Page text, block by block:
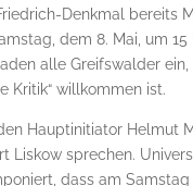
Denkmal bereits
dem 8. Mai, um
alle Greifswalder
Kritik“ willkommen ist.
Hauptinitiator Helmut
Liskow sprechen.
dass am